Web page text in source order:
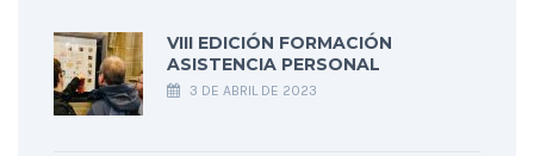
VIII EDICIÓN FORMACIÓN
ASISTENCIA PERSONAL
3 DE ABRIL DE 2023